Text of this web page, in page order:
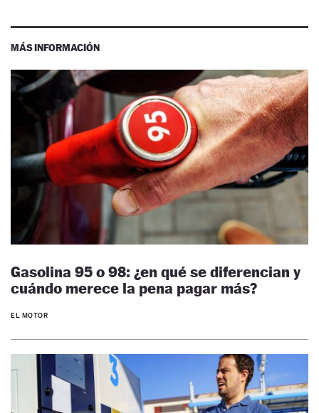
MÁS INFORMACIÓN
Gasolina 95 o 98: ¿en qué se diferencian y
cuándo merece la pena pagar más?
EL MOTOR